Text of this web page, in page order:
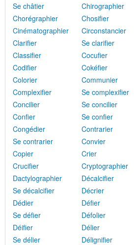
Se châtier
Chirographier
Chorégraphier
Chosifier
Cinématographier
Circonstancier
Clarifier
Se clarifier
Classifier
Cocufier
Codifier
Cokéfier
Colorier
Communier
Complexifier
Se complexifier
Concilier
Se concilier
Confier
Se confier
Congédier
Contrarier
Se contrarier
Convier
Copier
Crier
Crucifier
Cryptographier
Dactylographier
Décalcifier
Se décalcifier
Décrier
Dédier
Défier
Se défier
Défolier
Déifier
Délier
Se délier
Délignifier